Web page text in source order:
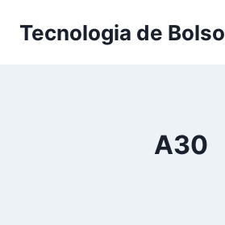
Tecnologia de Bolso
A30